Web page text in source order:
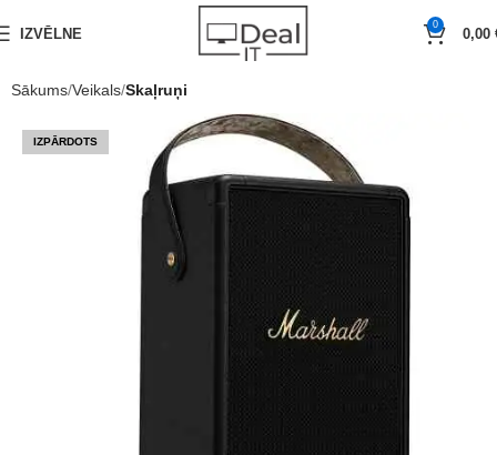
IZVĒLNE
0
0,00
Sākums Veikals Skaļruņi
IZPĀRDOTS